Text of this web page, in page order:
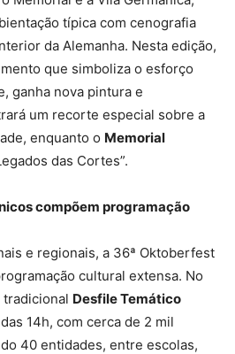
típica com cenografia
da Alemanha. Nesta edição,
que simboliza o esforço
ganha nova pintura e
um recorte especial sobre a
enquanto o Memorial
das Cortes”.
compõem programação
e regionais, a 36ª Oktoberfest
cultural extensa. No
tradicional Desfile Temático
14h, com cerca de 2 mil
40 entidades, entre escolas,